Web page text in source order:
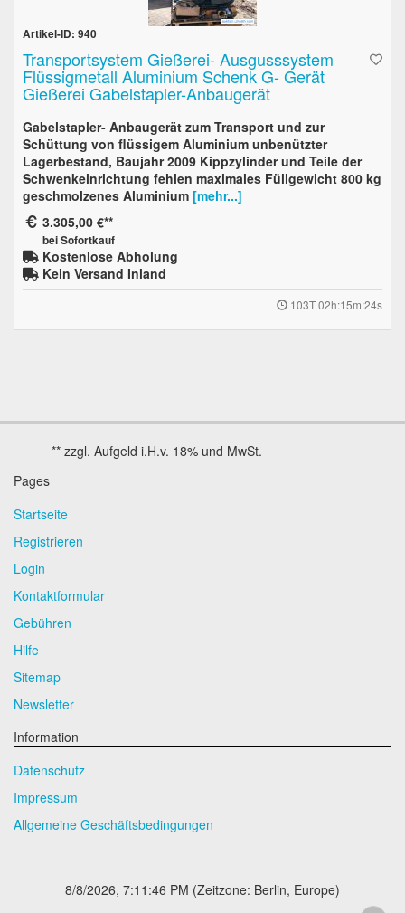
Artikel-ID: 940
Transportsystem Gießerei- Ausgusssystem
Flüssigmetall Aluminium Schenk G- Gerät
Gießerei Gabelstapler-Anbaugerät
Gabelstapler- Anbaugerät zum Transport und zur
Schüttung von flüssigem Aluminium unbenützter
Lagerbestand, Baujahr 2009 Kippzylinder und Teile der
Schwenkeinrichtung fehlen maximales Füllgewicht 800 kg
geschmolzenes Aluminium [mehr...]
3.305,00 €
bei Sofortkauf
Kostenlose Abholung
Kein Versand Inland
103T 02h:15m:23s
Pages
Startseite
Registrieren
Login
Kontaktformular
Gebühren
Hilfe
Sitemap
Newsletter
Information
Datenschutz
Impressum
Allgemeine Geschäftsbedingungen
8/8/2026, 7:11:46 PM (Zeitzone: Berlin, Europe)